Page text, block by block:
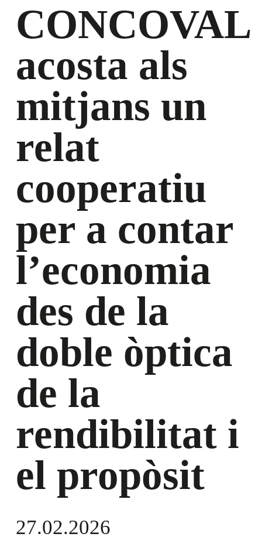
CONCOVAL
acosta als
mitjans un
relat
cooperatiu
per a contar
l’economia
des de la
doble òptica
de la
rendibilitat i
el propòsit
27.02.2026